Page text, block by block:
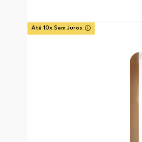
Até 10x Sem Juros